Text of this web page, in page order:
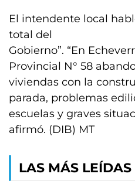
El intendente local
total del
Gobierno”. “En
Provincial N° 58
viviendas con la
parada, problemas
escuelas y graves
afirmó. (DIB) MT
LAS MÁS LEÍDAS